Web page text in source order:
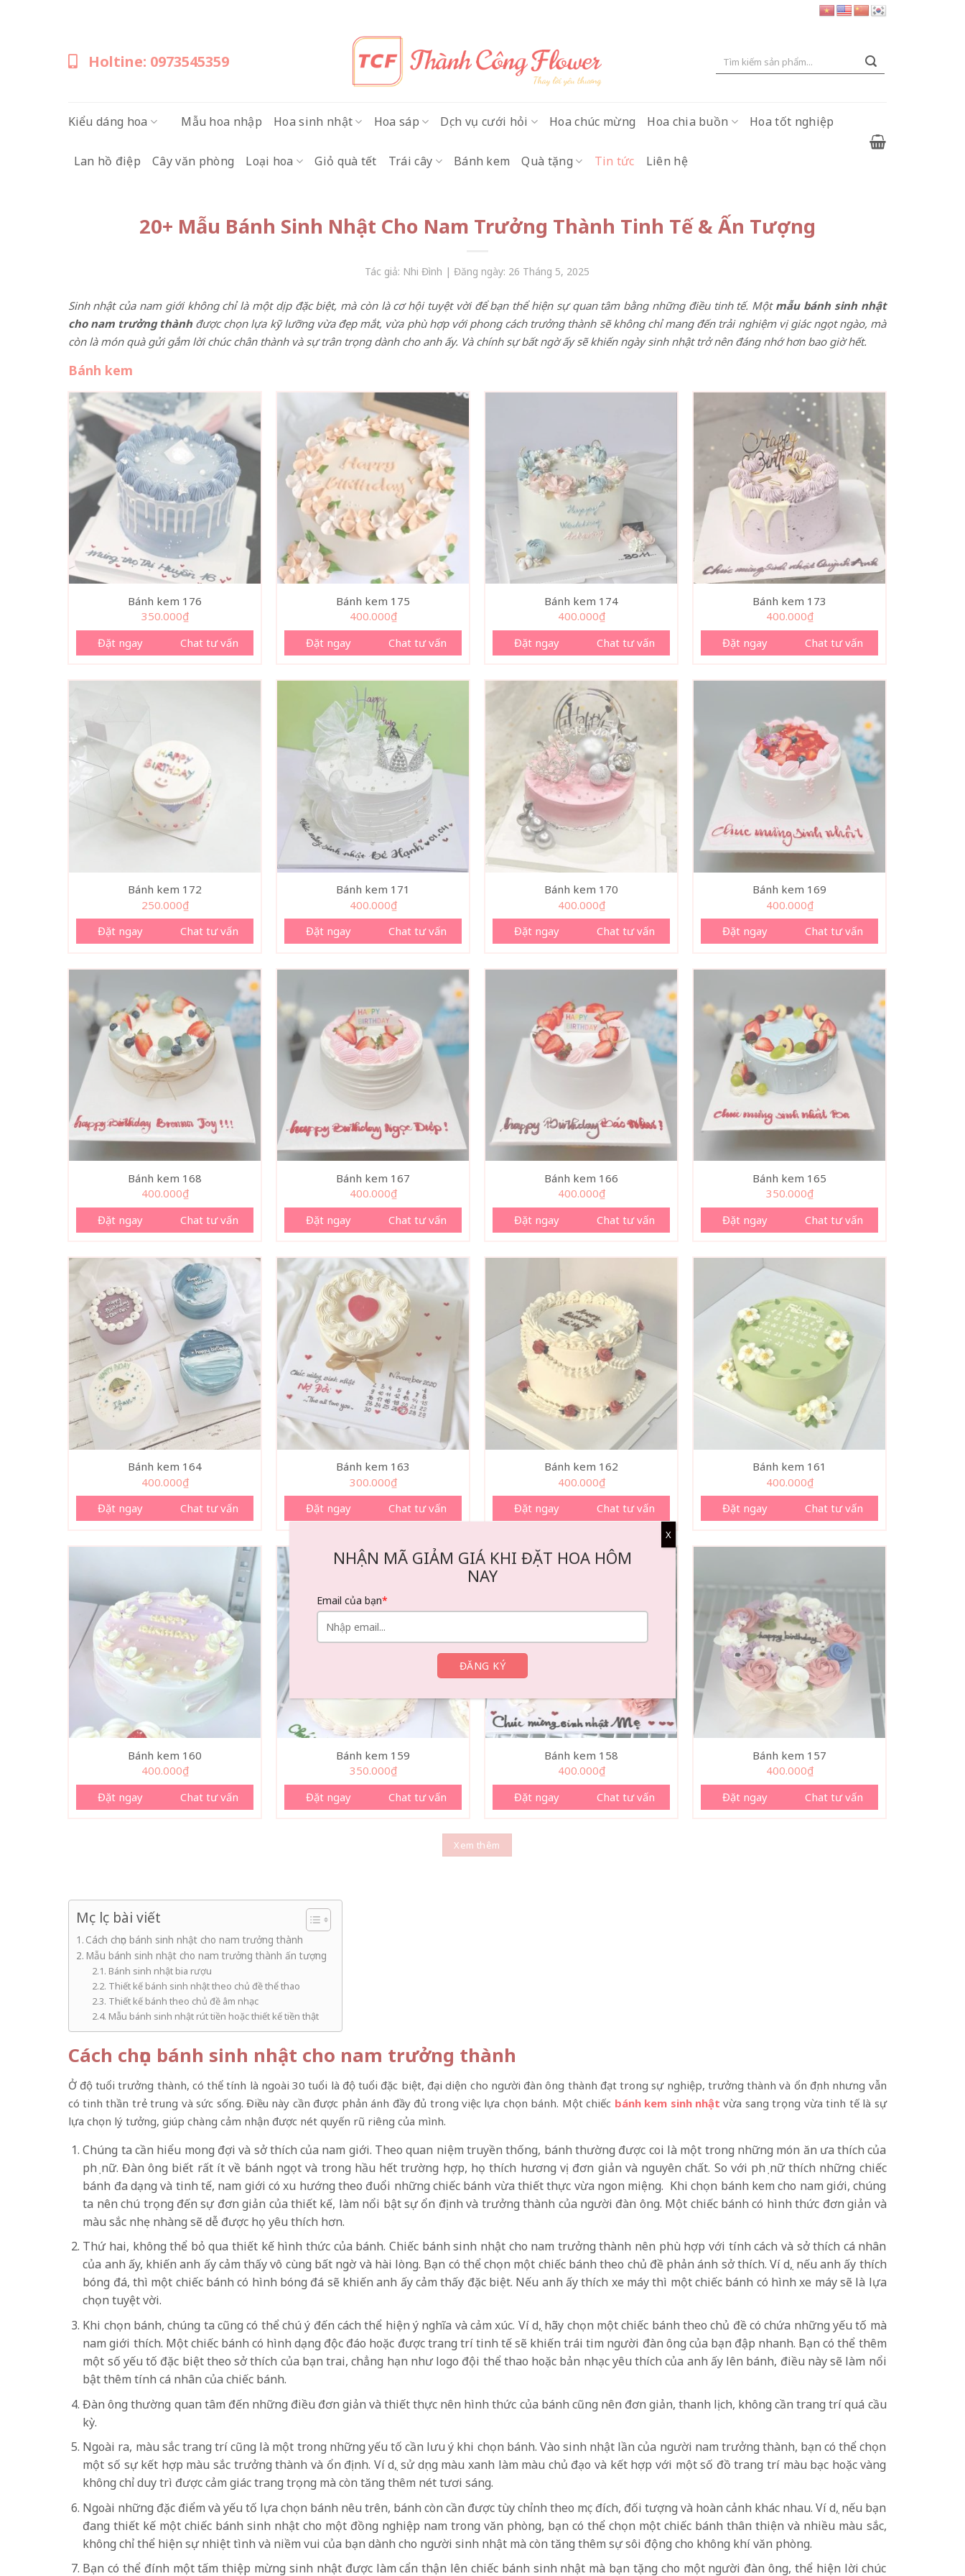
Holtine: 0973545359
Tìm
Kiểu dáng hoa Mẫu hoa nhập Hoa sinh nhật Hoa sáp Dịch vụ cưới hỏi Hoa chúc mừng Hoa chia buồn Hoa tốt nghiệp
Lan hồ điệp Cây văn phòng Loại hoa Giỏ quà tết Trái cây Bánh kem Quà tặng Tin tức Liên hệ
20+ Mẫu Bánh Sinh Nhật Cho Nam Trưởng Thành Tinh Tế & Ấn Tượng
Tác giả: Nhi Đình | Đăng ngày: 26 Tháng 5, 2025
Sinh nhật của nam giới không chỉ là một dịp đặc biệt, mà còn là cơ hội tuyệt vời để bạn thể hiện sự quan tâm bằng những điều tinh tế. Một mẫu bánh sinh nhật
cho nam trưởng thànhđược chọn lựa kỹ lưỡng vừa đẹp mắt, vừa phù hợp với phong cách trưởng thành sẽ không chỉ mang đến trải nghiệm vị giác ngọt ngào, mà
còn là món quà gửi gắm lời chúc chân thành và sự trân trọng dành cho anh ấy. Và chính sự bất ngờ ấy sẽ khiến ngày sinh nhật trở nên đáng nhớ hơn bao giờ hết.
Bánh kem
Bánh kem 176
350.000₫
Đặt ngay
Chat tư vấn
Bánh kem 175
400.000₫
Đặt ngay
Chat tư vấn
Bánh kem 174
400.000₫
Đặt ngay
Chat tư vấn
Bánh kem 173
400.000₫
Đặt ngay
Chat tư vấn
Bánh kem 172
250.000₫
Đặt ngay
Chat tư vấn
Bánh kem 171
400.000₫
Đặt ngay
Chat tư vấn
Bánh kem 170
400.000₫
Đặt ngay
Chat tư vấn
Bánh kem 169
400.000₫
Đặt ngay
Chat tư vấn
Bánh kem 168
400.000₫
Đặt ngay
Chat tư vấn
Bánh kem 167
400.000₫
Đặt ngay
Chat tư vấn
Bánh kem 166
400.000₫
Đặt ngay
Chat tư vấn
Bánh kem 165
350.000₫
Đặt ngay
Chat tư vấn
Bánh kem 164
400.000₫
Đặt ngay
Chat tư vấn
Bánh kem 163
300.000₫
Đặt ngay
Chat tư vấn
Bánh kem 162
400.000₫
Đặt ngay
Chat tư vấn
Bánh kem 161
400.000₫
Đặt ngay
Chat tư vấn
Bánh kem 160
400.000₫
Đặt ngay
Chat tư vấn
Bánh kem 159
350.000₫
Đặt ngay
Chat tư vấn
Bánh kem 158
400.000₫
Đặt ngay
Chat tư vấn
Bánh kem 157
400.000₫
Đặt ngay
Chat tư vấn
Xem thêm
Mục lục bài viết
Cách chọn bánh sinh nhật cho nam trưởng thành
Mẫu bánh sinh nhật cho nam trưởng thành ấn tượng
Bánh sinh nhật bia rượu
Thiết kế bánh sinh nhật theo chủ đề thể thao
Thiết kế bánh theo chủ đề âm nhạc
Mẫu bánh sinh nhật rút tiền hoặc thiết kế tiền thật
Cách chọn bánh sinh nhật cho nam trưởng thành
Ở độ tuổi trưởng thành, có thể tính là ngoài 30 tuổi là độ tuổi đặc biệt, đại diện cho người đàn ông thành đạt trong sự nghiệp, trưởng thành và ổn định nhưng vẫn
có tinh thần trẻ trung và sức sống. Điều này cần được phản ánh đầy đủ trong việc lựa chọn bánh. Một chiếc bánh kem sinh nhật vừa sang trọng vừa tinh tế là sự
lựa chọn lý tưởng, giúp chàng cảm nhận được nét quyến rũ riêng của mình.
Chúng ta cần hiểu mong đợi và sở thích của nam giới. Theo quan niệm truyền thống, bánh thường được coi là một trong những món ăn ưa thích của
phụ nữ. Đàn ông biết rất ít về bánh ngọt và trong hầu hết trường hợp, họ thích hương vị đơn giản và nguyên chất. So với phụ nữ thích những chiếc
bánh đa dạng và tinh tế, nam giới có xu hướng theo đuổi những chiếc bánh vừa thiết thực vừa ngon miệng. Khi chọn bánh kem cho nam giới, chúng
ta nên chú trọng đến sự đơn giản của thiết kế, làm nổi bật sự ổn định và trưởng thành của người đàn ông. Một chiếc bánh có hình thức đơn giản và
màu sắc nhẹ nhàng sẽ dễ được họ yêu thích hơn.
Thứ hai, không thể bỏ qua thiết kế hình thức của bánh. Chiếc bánh sinh nhật cho nam trưởng thành nên phù hợp với tính cách và sở thích cá nhân
của anh ấy, khiến anh ấy cảm thấy vô cùng bất ngờ và hài lòng. Bạn có thể chọn một chiếc bánh theo chủ đề phản ánh sở thích. Ví dụ, nếu anh ấy thích
bóng đá, thì một chiếc bánh có hình bóng đá sẽ khiến anh ấy cảm thấy đặc biệt. Nếu anh ấy thích xe máy thì một chiếc bánh có hình xe máy sẽ là lựa
chọn tuyệt vời.
Khi chọn bánh, chúng ta cũng có thể chú ý đến cách thể hiện ý nghĩa và cảm xúc. Ví dụ, hãy chọn một chiếc bánh theo chủ đề có chứa những yếu tố mà
nam giới thích. Một chiếc bánh có hình dạng độc đáo hoặc được trang trí tinh tế sẽ khiến trái tim người đàn ông của bạn đập nhanh. Bạn có thể thêm
một số yếu tố đặc biệt theo sở thích của bạn trai, chẳng hạn như logo đội thể thao hoặc bản nhạc yêu thích của anh ấy lên bánh, điều này sẽ làm nổi
bật thêm tính cá nhân của chiếc bánh.
Đàn ông thường quan tâm đến những điều đơn giản và thiết thực nên hình thức của bánh cũng nên đơn giản, thanh lịch, không cần trang trí quá cầu
kỳ.
Ngoài ra, màu sắc trang trí cũng là một trong những yếu tố cần lưu ý khi chọn bánh. Vào sinh nhật lần của người nam trưởng thành, bạn có thể chọn
một số sự kết hợp màu sắc trưởng thành và ổn định. Ví dụ, sử dụng màu xanh làm màu chủ đạo và kết hợp với một số đồ trang trí màu bạc hoặc vàng
không chỉ duy trì được cảm giác trang trọng mà còn tăng thêm nét tươi sáng.
Ngoài những đặc điểm và yếu tố lựa chọn bánh nêu trên, bánh còn cần được tùy chỉnh theo mục đích, đối tượng và hoàn cảnh khác nhau. Ví dụ, nếu bạn
đang thiết kế một chiếc bánh sinh nhật cho một đồng nghiệp nam trong văn phòng, bạn có thể chọn một chiếc bánh thân thiện và nhiều màu sắc,
không chỉ thể hiện sự nhiệt tình và niềm vui của bạn dành cho người sinh nhật mà còn tăng thêm sự sôi động cho không khí văn phòng.
Bạn có thể đính một tấm thiệp mừng sinh nhật được làm cẩn thận lên chiếc bánh sinh nhật mà bạn tặng cho một người đàn ông, thể hiện lời chúc
NHẬN MÃ GIẢM GIÁ KHI ĐẶT HOA HÔM
NAY
Email của bạn*
X